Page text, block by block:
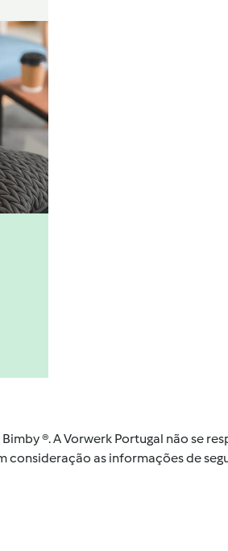
®. A Vorwerk Portugal não se
consideração as informações de